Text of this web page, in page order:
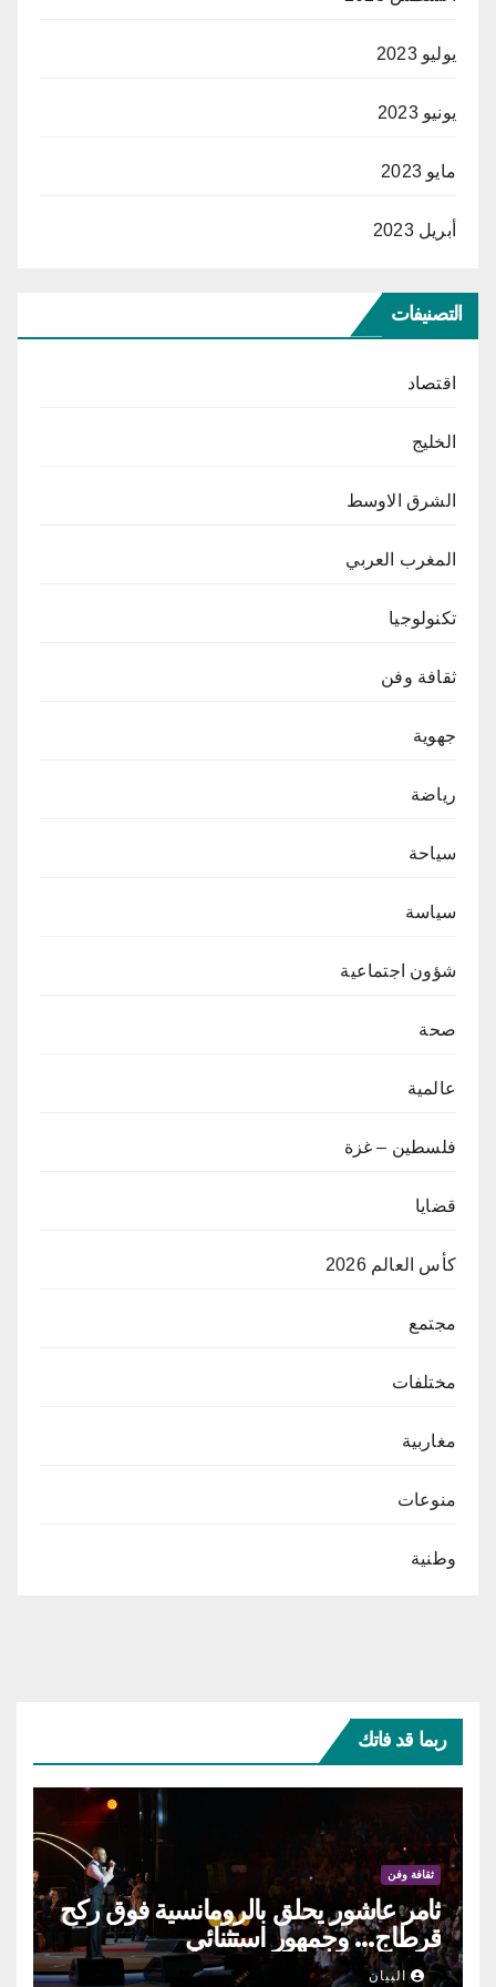
يوليو 2023
يونيو 2023
مايو 2023
أبريل 2023
التصنيفات
اقتصاد
الخليج
الشرق الاوسط
المغرب العربي
تكنولوجيا
ثقافة وفن
جهوية
رياضة
سياحة
سياسة
شؤون اجتماعية
صحة
عالمية
فلسطين – غزة
قضايا
كأس العالم 2026
مجتمع
مختلفات
مغاربية
منوعات
وطنية
ربما قد فاتك
ثقافة وفن
ثامر عاشور يحلق بالرومانسية فوق ركح
قرطاج… وجمهور استثنائي
البيان